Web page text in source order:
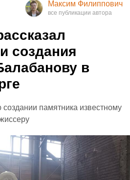
Максим Филиппович
создания
в
создании памятника известному